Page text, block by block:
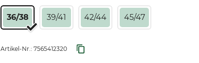
36/38 39/41 42/44 45/47
Artikel-Nr.: 7565412320